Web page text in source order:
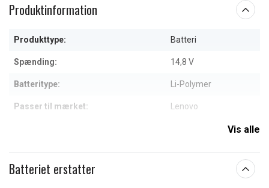
Produktinformation
Produkttype: Batteri
Spænding: 14,8 V
Batteritype: Li-Polymer
Passer til mærket: Lenovo
Vis alle
Batteriet erstatter